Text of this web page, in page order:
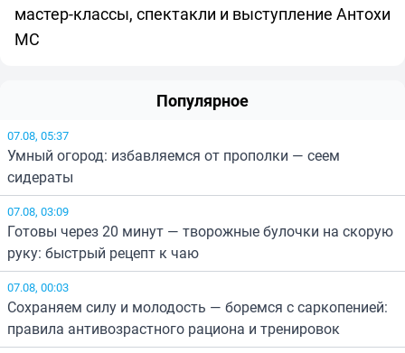
мастер-классы, спектакли и выступление Антохи
МС
Популярное
07.08, 05:37
Умный огород: избавляемся от прополки — сеем
сидераты
07.08, 03:09
Готовы через 20 минут — творожные булочки на скорую
руку: быстрый рецепт к чаю
07.08, 00:03
Сохраняем силу и молодость — боремся с саркопенией:
правила антивозрастного рациона и тренировок